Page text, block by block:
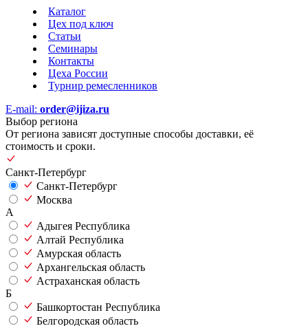
Каталог
Цех под ключ
Статьи
Семинары
Контакты
Цеха России
Турнир ремесленников
E-mail: order@ijiza.ru
Выбор региона
От региона зависят доступные способы доставки, её
стоимость и сроки.
Санкт-Петербург
Санкт-Петербург
Москва
А
Адыгея Республика
Алтай Республика
Амурская область
Архангельская область
Астраханская область
Б
Башкортостан Республика
Белгородская область